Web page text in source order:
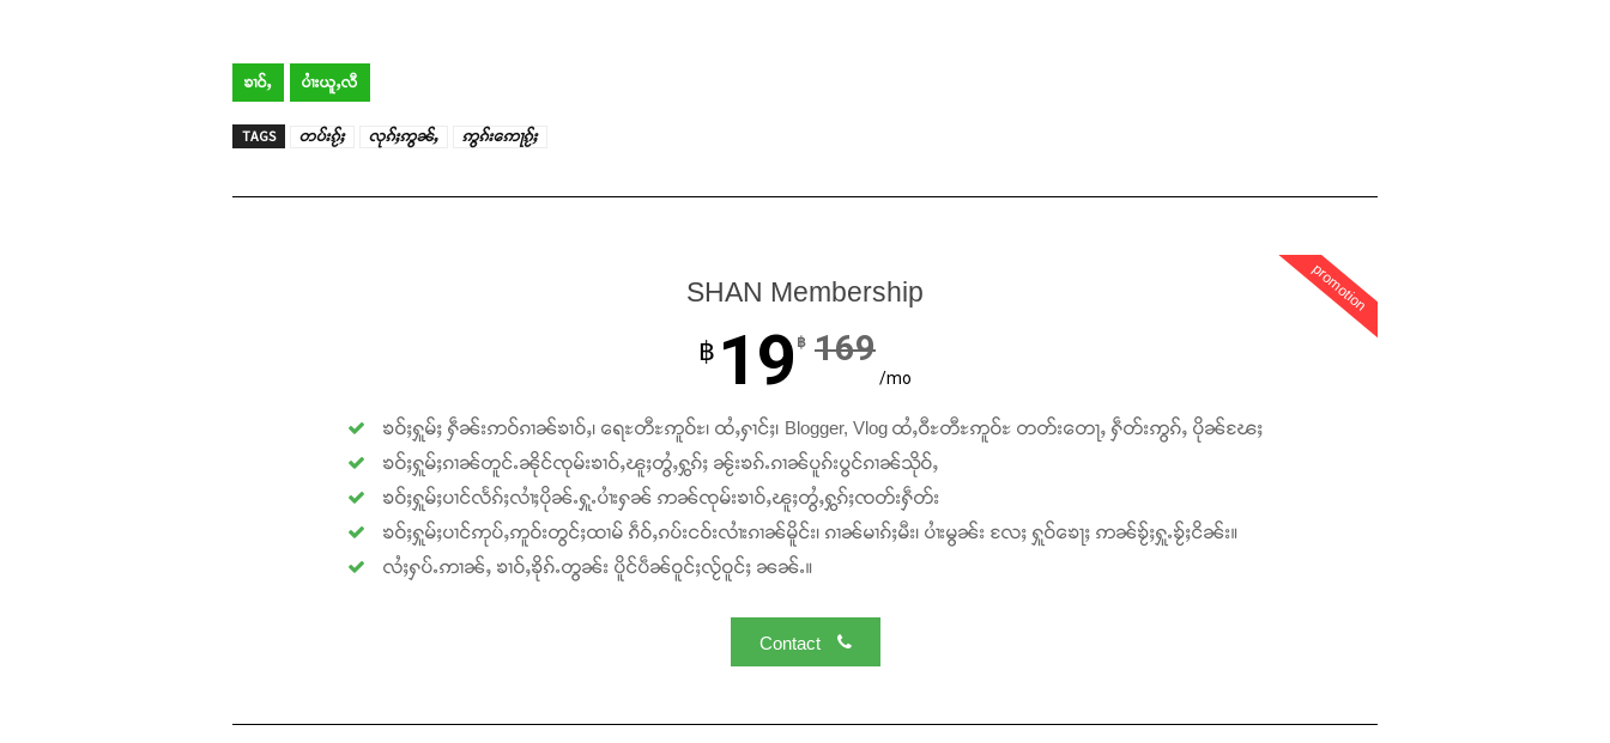
ၶၢဝ်ႇ ပၢႆးယူႇလီ
TAGS တပ်းၵႂ်ႈ လုၵ်ႈဢွၼ်ႇ ဢွၵ်းဢေႃၵႂ်ႈ
promotion
SHAN Membership
฿ 19 ฿ 169
/mo
ၶဝ်ႈႁူမ်ႈ ႁဵၼ်းဢဝ်ၵၢၼ်ၶၢဝ်ႇ၊ ရေႊတီႊဢူဝ်ႊ၊ ထႆႇႁၢင်ႈ၊ Blogger, Vlog ထႆႇဝီႊတီႊဢူဝ်ႊ တတ်းတေႃႇ ႁဵတ်းဢွၵ်ႇ ပိုၼ်ၽႄႈ
ၶဝ်ႈႁူမ်ႈၵၢၼ်တူင်ႉၼိုင်ၸုမ်းၶၢဝ်ႇၽူႈတွႆႇႁွၵ်ႈ ၼႂ်းၶၵ်ႉၵၢၼ်ပူၵ်းပွင်ၵၢၼ်သိုဝ်ႇ
ၶဝ်ႈႁူမ်ႈပၢင်လႅၵ်ႈလၢႆႈပိုၼ်ႉႁူႉပၢႆးႁၼ် ဢၼ်ၸုမ်းၶၢဝ်ႇၽူႈတွႆႇႁွၵ်ႈၸတ်းႁဵတ်း
ၶဝ်ႈႁူမ်ႈပၢင်ဢုပ်ႇဢူဝ်းတွင်ႈထၢမ် ၵဵဝ်ႇၵပ်းငဝ်းလၢႆးၵၢၼ်မိူင်း၊ ၵၢၼ်မၢၵ်ႈမီး၊ ပၢႆးမွၼ်း လႄႈ ႁူဝ်ၶေႃႈ ဢၼ်ၶႂ်ႈႁူႉၶႂ်ႈငိၼ်း။
လႆႈႁပ်ႉဢၢၼ်ႇ ၶၢဝ်ႇၶိုၵ်ႉတွၼ်း ပိူင်ပဵၼ်ဝူင်ႈလႂ်ဝူင်ႈ ၼၼ်ႉ။
Contact